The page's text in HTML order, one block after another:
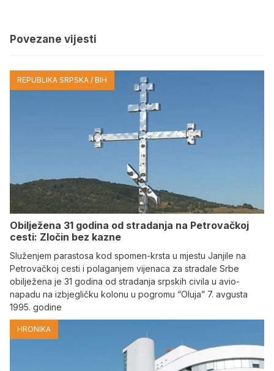
Povezane vijesti
REPUBLIKA SRPSKA / BIH
Obilježena 31 godina od stradanja na Petrovačkoj
cesti: Zločin bez kazne
Služenjem parastosa kod spomen-krsta u mjestu Janjile na
Petrovačkoj cesti i polaganjem vijenaca za stradale Srbe
obilježena je 31 godina od stradanja srpskih civila u avio-
napadu na izbjegličku kolonu u pogromu “Oluja” 7. avgusta
1995. godine
HRONIKA